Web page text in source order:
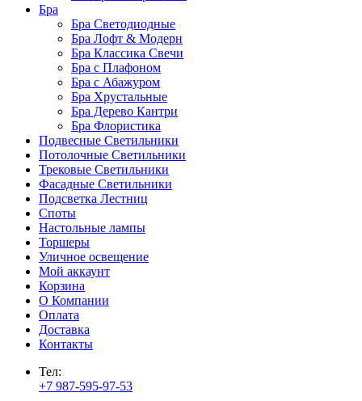
Бра
Бра Светодиодные
Бра Лофт & Модерн
Бра Классика Свечи
Бра с Плафоном
Бра с Абажуром
Бра Хрустальные
Бра Дерево Кантри
Бра Флористика
Подвесные Светильники
Потолочные Светильники
Трековые Светильники
Фасадные Светильники
Подсветка Лестниц
Споты
Настольные лампы
Торшеры
Уличное освещение
Мой аккаунт
Корзина
О Компании
Оплата
Доставка
Контакты
Тел:
+7 987-595-97-53